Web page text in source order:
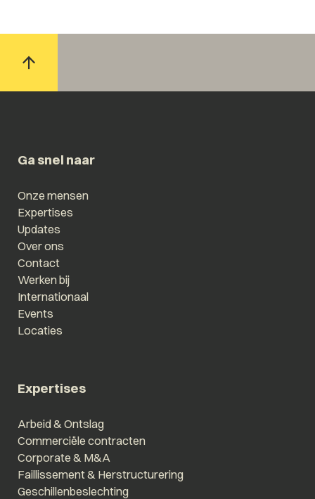
Ga snel naar
Onze mensen
Expertises
Updates
Over ons
Contact
Werken bij
Internationaal
Events
Locaties
Expertises
Arbeid & Ontslag
Commerciële contracten
Corporate & M&A
Faillissement & Herstructurering
Geschillenbeslechting